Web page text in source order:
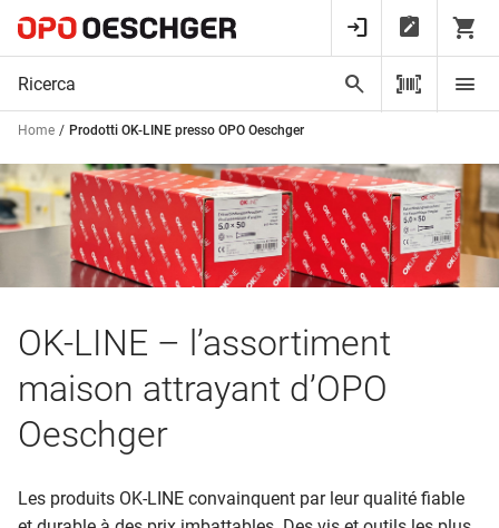
Home Prodotti OK-LINE presso OPO Oeschger
OK-LINE – l’assortiment
maison attrayant d’OPO
Oeschger
Les produits OK-LINE convainquent par leur qualité fiable